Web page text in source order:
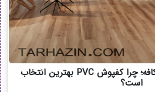
کفپوش مناسب مغازه و کافه؛ چرا کفپوش PVC بهترین انتخاب
است؟